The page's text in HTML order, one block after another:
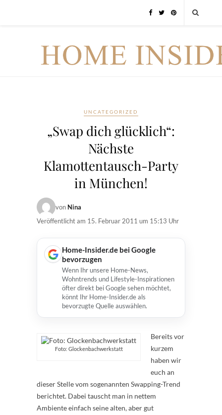
UNCATEGORIZED
„Swap dich glücklich“:
Nächste
Klamottentausch-Party
in München!
von Nina
Veröffentlicht am 15. Februar 2011 um 15:13 Uhr
Home-Insider.de bei Google
bevorzugen
Wenn Ihr unsere Home-News,
Wohntrends und Lifestyle-Inspirationen
öfter direkt bei Google sehen möchtet,
könnt Ihr Home-Insider.de als
bevorzugte Quelle auswählen.
Foto: Glockenbachwerkstatt
Bereits vor
kurzem
haben wir
euch an
dieser Stelle vom sogenannten Swapping-Trend
berichtet. Dabei tauscht man in nettem
Ambiente einfach seine alten, aber gut